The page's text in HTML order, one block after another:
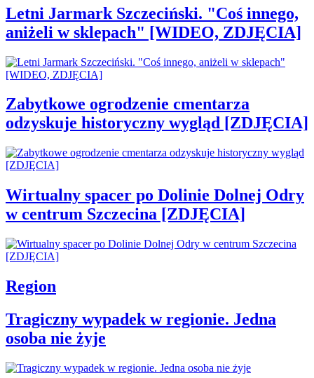
Letni Jarmark Szczeciński. "Coś innego,
aniżeli w sklepach" [WIDEO, ZDJĘCIA]
Zabytkowe ogrodzenie cmentarza
odzyskuje historyczny wygląd [ZDJĘCIA]
Wirtualny spacer po Dolinie Dolnej Odry
w centrum Szczecina [ZDJĘCIA]
Region
Tragiczny wypadek w regionie. Jedna
osoba nie żyje